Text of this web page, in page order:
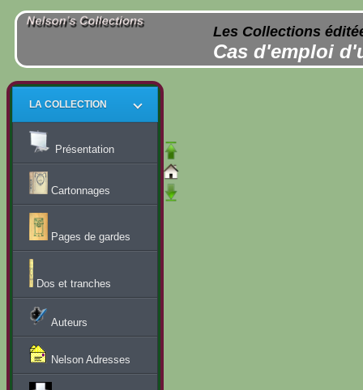
Les Collections
Cas d'emploi
LA COLLECTION
Présentation
Cartonnages
Pages de gardes
Dos et tranches
Auteurs
Nelson Adresses